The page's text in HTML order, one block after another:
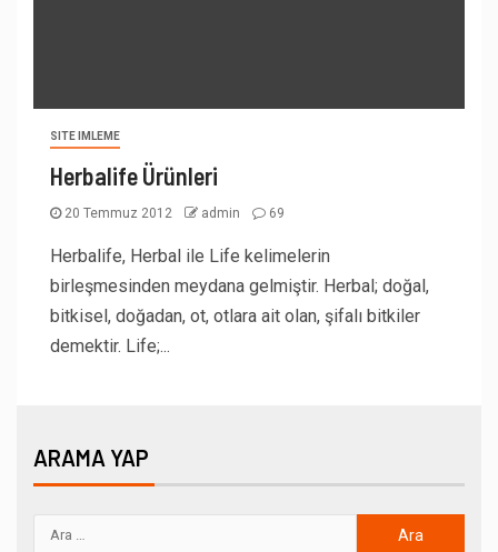
SITE IMLEME
Herbalife Ürünleri
20 Temmuz 2012 admin 69
Herbalife, Herbal ile Life kelimelerin
birleşmesinden meydana gelmiştir. Herbal; doğal,
bitkisel, doğadan, ot, otlara ait olan, şifalı bitkiler
demektir. Life;...
ARAMA YAP